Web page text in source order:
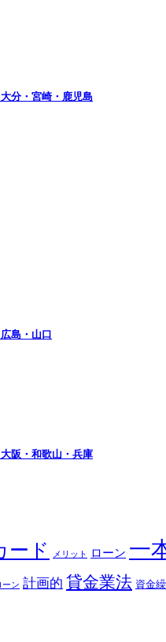
分・宮崎・鹿児島
島・山口
阪・和歌山・兵庫
ード メリット ローン 一
ーン 計画的 貸金業法 資金